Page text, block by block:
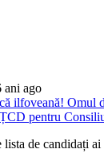
ani ago
de candidați